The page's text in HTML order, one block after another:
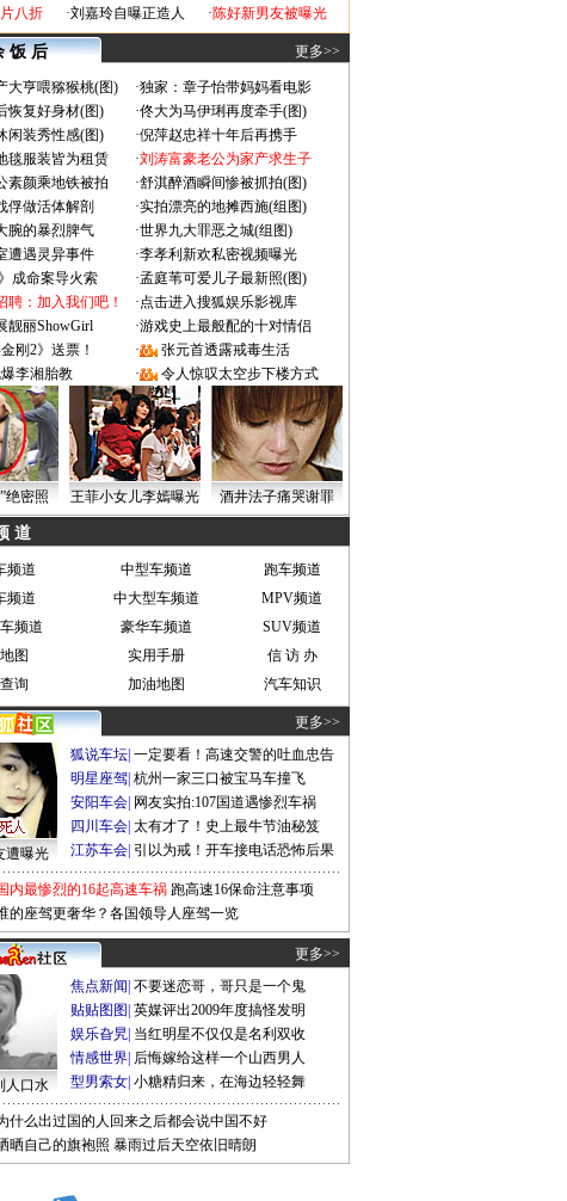
八折
·刘嘉玲自曝正造人
·陈好新男友被曝光
饭 后 更多>>
大亨喂猕猴桃(图) ·独家：章子怡带妈妈看电影
恢复好身材(图) ·佟大为马伊琍再度牵手(图)
闲装秀性感(图) ·倪萍赵忠祥十年后再携手
毯服装皆为租赁 ·刘涛富豪老公为家产求生子
素颜乘地铁被拍 ·舒淇醉酒瞬间惨被抓拍(图)
俘做活体解剖 ·实拍漂亮的地摊西施(组图)
腕的暴烈脾气 ·世界九大罪恶之城(组图)
遭遇灵异事件 ·李孝利新欢私密视频曝光
》成命案导火索 ·孟庭苇可爱儿子最新照(图)
聘：加入我们吧！ ·点击进入搜狐娱乐影视库
靓丽ShowGirl ·游戏史上最般配的十对情侣
金刚2》送票！ ·
张元首透露戒毒生活
李湘胎教 · 令人惊叹太空步下楼方式
绝密照 王菲小女儿李嫣曝光 酒井法子痛哭谢罪
道
频道 中型车频道
跑车频道
频道
中大型车频道
MPV频道
频道
豪华车频道
SUV频道
图
实用手册
信 访 办
询
加油地图 汽车知识
更多>>
遭曝光
狐说车坛 一定要看！高速交警的吐血忠告
明星座驾 杭州一家三口被宝马车撞飞
安阳车会 网友实拍:107国道遇惨烈车祸
四川车会 太有才了！史上最牛节油秘笈
江苏车会 引以为戒！开车接电话恐怖后果
内最惨烈的16起高速车祸 跑高速16保命注意事项
的座驾更奢华？各国领导人座驾一览
更多>>
人口水
焦点新闻 不要迷恋哥，哥只是一个鬼
贴贴图图 英媒评出2009年度搞怪发明
娱乐旮旯 当红明星不仅仅是名利双收
情感世界 后悔嫁给这样一个山西男人
型男索女 小糖精归来，在海边轻轻舞
什么出过国的人回来之后都会说中国不好
晒自己的旗袍照 暴雨过后天空依旧晴朗